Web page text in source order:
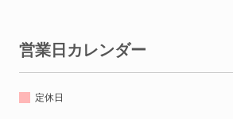
営業日カレンダー
定休日